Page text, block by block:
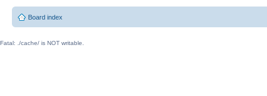
Board index
Fatal: ./cache/ is NOT writable.